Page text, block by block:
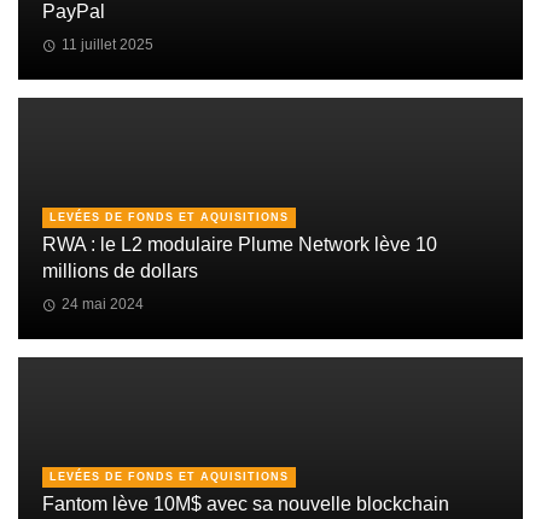
PayPal
11 juillet 2025
LEVÉES DE FONDS ET AQUISITIONS
RWA : le L2 modulaire Plume Network lève 10
millions de dollars
24 mai 2024
LEVÉES DE FONDS ET AQUISITIONS
Fantom lève 10M$ avec sa nouvelle blockchain